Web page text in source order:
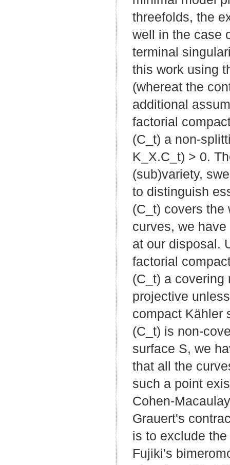
threefolds, the
well in the case
terminal
this work using
(whereat the
additional
factorial
(C_t) a non-
K_X.C_t) > 0.
(sub)variety,
to distinguish
(C_t) covers the
curves, we
at our disposal.
factorial
(C_t) a
projective
compact Kähler
(C_t) is non-
surface S, we
that all the
such a point
Cohen-
Grauert's
is to exclude
Fujiki's